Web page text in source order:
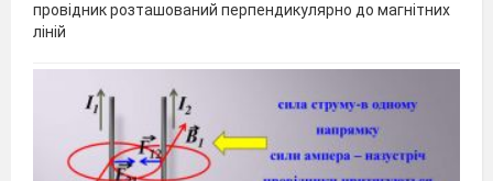
провідник розташований перпендикулярно до магнітних
ліній